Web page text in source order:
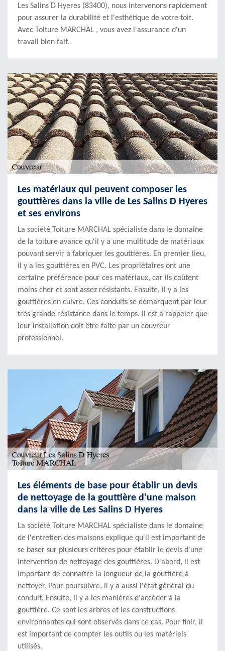
Les Salins D Hyeres (83400), nous intervenons rapidement
pour assurer la durabilité et l'esthétique de votre toit.
Avec Toiture MARCHAL , vous avez l'assurance d'un
travail bien fait.
Les matériaux qui peuvent composer les
gouttières dans la ville de Les Salins D Hyeres
et ses environs
La société Toiture MARCHAL spécialiste dans le domaine
de la toiture avance qu'il y a une multitude de matériaux
pouvant servir à fabriquer les gouttières. En premier lieu,
il y a les gouttières en PVC. Les propriétaires ont une
certaine préférence pour ces matériaux, car ils coûtent
moins cher et sont assez résistants. Ensuite, il y a les
gouttières en cuivre. Ces conduits se démarquent par leur
très grande résistance dans le temps. Il est à rappeler que
leur installation doit être faite par un couvreur
professionnel.
Les éléments de base pour établir un devis
de nettoyage de la gouttière d'une maison
dans la ville de Les Salins D Hyeres
La société Toiture MARCHAL spécialiste dans le domaine
de l'entretien des maisons explique qu'il est important de
se baser sur plusieurs critères pour établir le devis d'une
intervention de nettoyage des gouttières. D'abord, il est
important de connaître la longueur de la gouttière à
nettoyer. Pour poursuivre, il y a aussi l'état général du
conduit. Ensuite, il y a les manières d'accéder à la
gouttière. Ce sont les arbres et les constructions
environnantes qui sont observés dans ce cas. Pour finir, il
est important de compter les outils ou les matériels
utilisés.